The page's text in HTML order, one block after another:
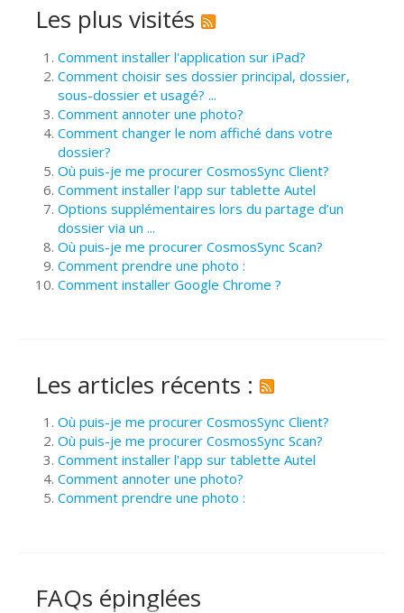
Les plus visités
Comment installer l'application sur iPad?
Comment choisir ses dossier principal, dossier,
sous-dossier et usagé? ...
Comment annoter une photo?
Comment changer le nom affiché dans votre
dossier?
Où puis-je me procurer CosmosSync Client?
Comment installer l'app sur tablette Autel
Options supplémentaires lors du partage d’un
dossier via un ...
Où puis-je me procurer CosmosSync Scan?
Comment prendre une photo :
Comment installer Google Chrome ?
Les articles récents :
Où puis-je me procurer CosmosSync Client?
Où puis-je me procurer CosmosSync Scan?
Comment installer l'app sur tablette Autel
Comment annoter une photo?
Comment prendre une photo :
FAQs épinglées